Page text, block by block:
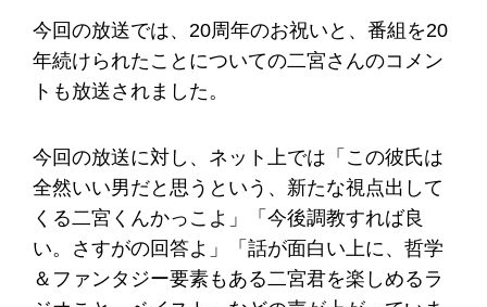
今回の放送では、20周年のお祝いと、番組を20
年続けられたことについての二宮さんのコメン
トも放送されました。
今回の放送に対し、ネット上では「この彼氏は
全然いい男だと思うという、新たな視点出して
くる二宮くんかっこよ」「今後調教すれば良
い。さすがの回答よ」「話が面白い上に、哲学
＆ファンタジー要素もある二宮君を楽しめるラ